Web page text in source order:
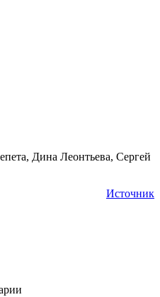
Дина Леонтьева, Сергей
Источник